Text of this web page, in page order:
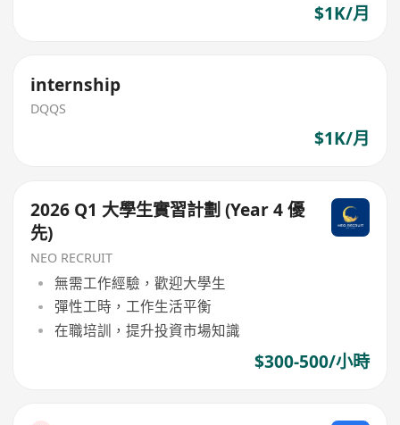
$1K/月
internship
DQQS
$1K/月
2026 Q1 大學生實習計劃 (Year 4 優
先)
NEO RECRUIT
無需工作經驗，歡迎大學生
彈性工時，工作生活平衡
在職培訓，提升投資市場知識
$300-500/小時